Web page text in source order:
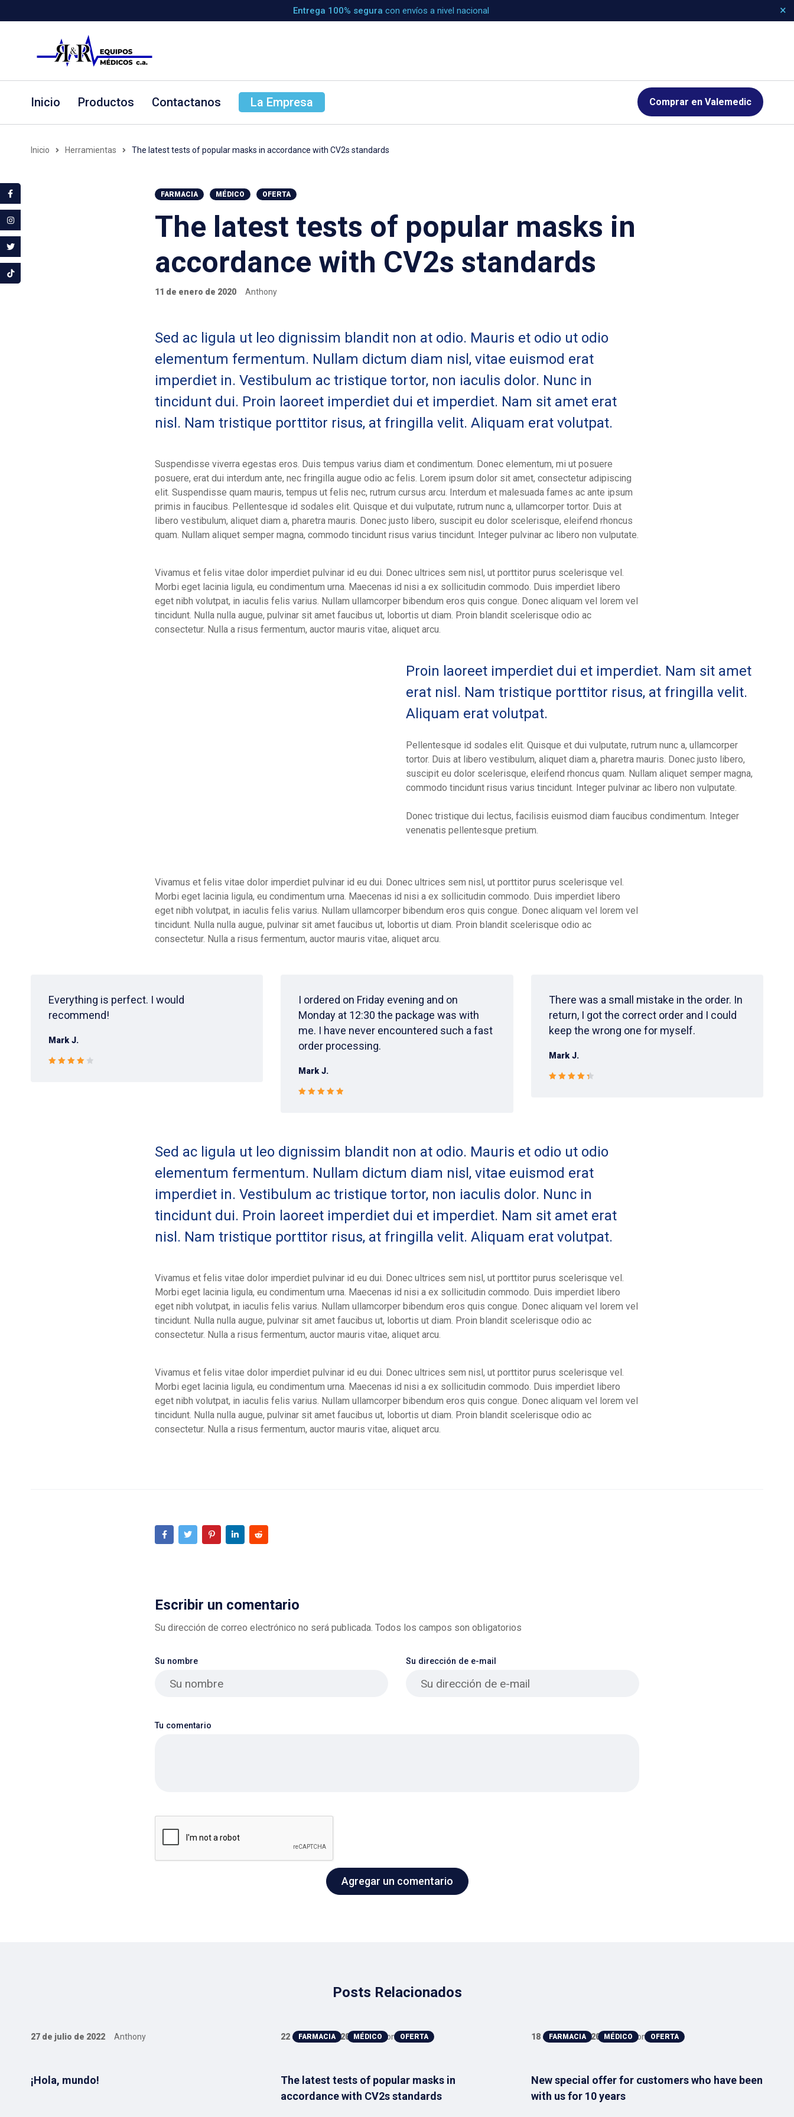
Entrega 100% segura con envíos a nivel nacional
Inicio Productos Contactanos La Empresa Comprar en Valemedic
Inicio Herramientas The latest tests of popular masks in accordance with CV2s standards
FARMACIA MÉDICO OFERTA
The latest tests of popular masks in
accordance with CV2s standards
11 de enero de 2020 Anthony
Sed ac ligula ut leo dignissim blandit non at odio. Mauris et odio ut odio
elementum fermentum. Nullam dictum diam nisl, vitae euismod erat
imperdiet in. Vestibulum ac tristique tortor, non iaculis dolor. Nunc in
tincidunt dui. Proin laoreet imperdiet dui et imperdiet. Nam sit amet erat
nisl. Nam tristique porttitor risus, at fringilla velit. Aliquam erat volutpat.
Suspendisse viverra egestas eros. Duis tempus varius diam et condimentum. Donec elementum, mi ut posuere
posuere, erat dui interdum ante, nec fringilla augue odio ac felis. Lorem ipsum dolor sit amet, consectetur adipiscing
elit. Suspendisse quam mauris, tempus ut felis nec, rutrum cursus arcu. Interdum et malesuada fames ac ante ipsum
primis in faucibus. Pellentesque id sodales elit. Quisque et dui vulputate, rutrum nunc a, ullamcorper tortor. Duis at
libero vestibulum, aliquet diam a, pharetra mauris. Donec justo libero, suscipit eu dolor scelerisque, eleifend rhoncus
quam. Nullam aliquet semper magna, commodo tincidunt risus varius tincidunt. Integer pulvinar ac libero non vulputate.
Vivamus et felis vitae dolor imperdiet pulvinar id eu dui. Donec ultrices sem nisl, ut porttitor purus scelerisque vel.
Morbi eget lacinia ligula, eu condimentum urna. Maecenas id nisi a ex sollicitudin commodo. Duis imperdiet libero
eget nibh volutpat, in iaculis felis varius. Nullam ullamcorper bibendum eros quis congue. Donec aliquam vel lorem vel
tincidunt. Nulla nulla augue, pulvinar sit amet faucibus ut, lobortis ut diam. Proin blandit scelerisque odio ac
consectetur. Nulla a risus fermentum, auctor mauris vitae, aliquet arcu.
Proin laoreet imperdiet dui et imperdiet. Nam sit amet
erat nisl. Nam tristique porttitor risus, at fringilla velit.
Aliquam erat volutpat.
Pellentesque id sodales elit. Quisque et dui vulputate, rutrum nunc a, ullamcorper
tortor. Duis at libero vestibulum, aliquet diam a, pharetra mauris. Donec justo libero,
suscipit eu dolor scelerisque, eleifend rhoncus quam. Nullam aliquet semper magna,
commodo tincidunt risus varius tincidunt. Integer pulvinar ac libero non vulputate.
Donec tristique dui lectus, facilisis euismod diam faucibus condimentum. Integer
venenatis pellentesque pretium.
Vivamus et felis vitae dolor imperdiet pulvinar id eu dui. Donec ultrices sem nisl, ut porttitor purus scelerisque vel.
Morbi eget lacinia ligula, eu condimentum urna. Maecenas id nisi a ex sollicitudin commodo. Duis imperdiet libero
eget nibh volutpat, in iaculis felis varius. Nullam ullamcorper bibendum eros quis congue. Donec aliquam vel lorem vel
tincidunt. Nulla nulla augue, pulvinar sit amet faucibus ut, lobortis ut diam. Proin blandit scelerisque odio ac
consectetur. Nulla a risus fermentum, auctor mauris vitae, aliquet arcu.
Everything is perfect. I would
recommend!
Mark J.
I ordered on Friday evening and on
Monday at 12:30 the package was with
me. I have never encountered such a fast
order processing.
Mark J.
There was a small mistake in the order. In
return, I got the correct order and I could
keep the wrong one for myself.
Mark J.
Sed ac ligula ut leo dignissim blandit non at odio. Mauris et odio ut odio
elementum fermentum. Nullam dictum diam nisl, vitae euismod erat
imperdiet in. Vestibulum ac tristique tortor, non iaculis dolor. Nunc in
tincidunt dui. Proin laoreet imperdiet dui et imperdiet. Nam sit amet erat
nisl. Nam tristique porttitor risus, at fringilla velit. Aliquam erat volutpat.
Vivamus et felis vitae dolor imperdiet pulvinar id eu dui. Donec ultrices sem nisl, ut porttitor purus scelerisque vel.
Morbi eget lacinia ligula, eu condimentum urna. Maecenas id nisi a ex sollicitudin commodo. Duis imperdiet libero
eget nibh volutpat, in iaculis felis varius. Nullam ullamcorper bibendum eros quis congue. Donec aliquam vel lorem vel
tincidunt. Nulla nulla augue, pulvinar sit amet faucibus ut, lobortis ut diam. Proin blandit scelerisque odio ac
consectetur. Nulla a risus fermentum, auctor mauris vitae, aliquet arcu.
Vivamus et felis vitae dolor imperdiet pulvinar id eu dui. Donec ultrices sem nisl, ut porttitor purus scelerisque vel.
Morbi eget lacinia ligula, eu condimentum urna. Maecenas id nisi a ex sollicitudin commodo. Duis imperdiet libero
eget nibh volutpat, in iaculis felis varius. Nullam ullamcorper bibendum eros quis congue. Donec aliquam vel lorem vel
tincidunt. Nulla nulla augue, pulvinar sit amet faucibus ut, lobortis ut diam. Proin blandit scelerisque odio ac
consectetur. Nulla a risus fermentum, auctor mauris vitae, aliquet arcu.
Escribir un comentario
Su dirección de correo electrónico no será publicada. Todos los campos son obligatorios
Su nombre Su dirección de e-mail
Tu comentario
Agregar un comentario
Posts Relacionados
¡Hola, mundo!
27 de julio de 2022 Anthony FARMACIA MÉDICO OFERTA
The latest tests of popular masks in
accordance with CV2s standards
22 de mayo de 2020 Anthony FARMACIA MÉDICO OFERTA
New special offer for customers who have been
with us for 10 years
18 de mayo de 2020 Anthony